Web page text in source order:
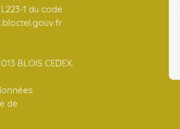
1 du code
BLOIS CEDEX.
de